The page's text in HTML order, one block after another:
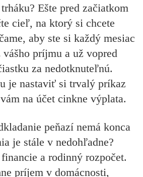
Ešte pred začiatkom
cieľ, na ktorý si chcete
aby ste si každý mesiac
príjmu a už vopred
za nedotknuteľnú.
je nastaviť si trvalý príkaz
na účet cinkne výplata.
peňazí nemá konca
je stále v nedohľadne?
a rodinný rozpočet.
príjem v domácnosti,